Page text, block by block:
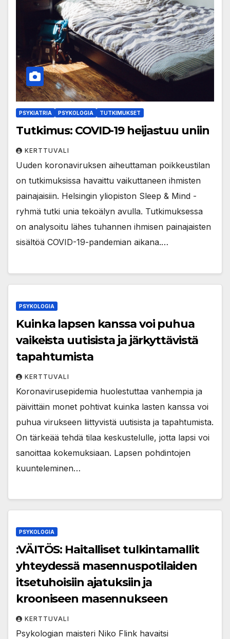
PSYKIATRIA PSYKOLOGIA TUTKIMUKSET
Tutkimus: COVID-19 heijastuu uniin
KERTTUVALI
Uuden koronaviruksen aiheuttaman poikkeustilan
on tutkimuksissa havaittu vaikuttaneen ihmisten
painajaisiin. Helsingin yliopiston Sleep & Mind -
ryhmä tutki unia tekoälyn avulla. Tutkimuksessa
on analysoitu lähes tuhannen ihmisen painajaisten
sisältöä COVID-19-pandemian aikana.…
PSYKOLOGIA
Kuinka lapsen kanssa voi puhua
vaikeista uutisista ja järkyttävistä
tapahtumista
KERTTUVALI
Koronavirusepidemia huolestuttaa vanhempia ja
päivittäin monet pohtivat kuinka lasten kanssa voi
puhua virukseen liittyvistä uutisista ja tapahtumista.
On tärkeää tehdä tilaa keskustelulle, jotta lapsi voi
sanoittaa kokemuksiaan. Lapsen pohdintojen
kuunteleminen…
PSYKOLOGIA
:VÄITÖS: Haitalliset tulkintamallit
yhteydessä masennuspotilaiden
itsetuhoisiin ajatuksiin ja
krooniseen masennukseen
KERTTUVALI
Psykologian maisteri Niko Flink havaitsi